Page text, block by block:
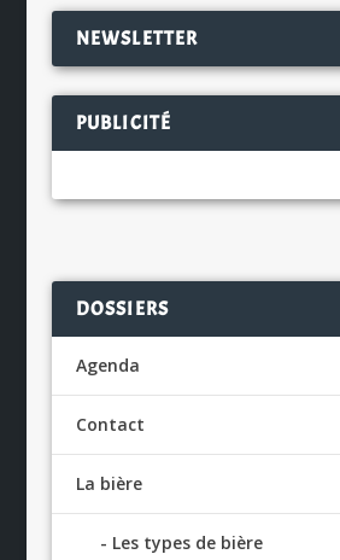
NEWSLETTER
PUBLICITÉ
DOSSIERS
Agenda
Contact
La bière
Les types de bière